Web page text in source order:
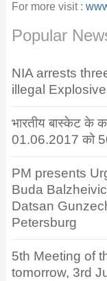
For more visit :
Popular
NIA arrests
illegal
भारतीय बास्केट के
01.06.2017 को
PM presents
Buda
Datsan
Petersburg
5th Meeting of
tomorrow, 3rd